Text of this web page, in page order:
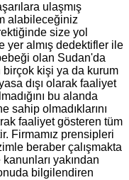
ulaşmış
alabileceğiniz
size yol
yer almış dedektifler ile
olan Sudan'da
kişi ya da kurum
dışı olarak faaliyet
bu alanda
sahip olmadıklarını
faaliyet gösteren tüm
Firmamız prensipleri
beraber çalışmakta
yakından
bilgilendiren